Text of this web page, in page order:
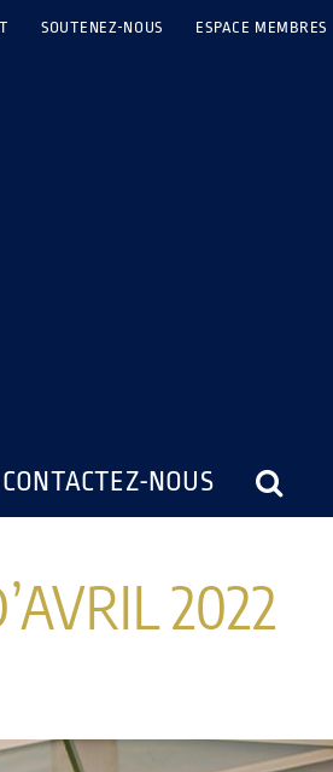
SOUTENEZ-NOUS ESPACE MEMBRES
CONTACTEZ-NOUS
2022